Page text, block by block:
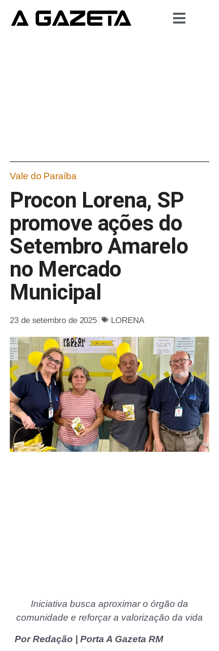
Vale do Paraíba
Procon Lorena, SP
promove ações do
Setembro Amarelo
no Mercado
Municipal
23 de setembro de 2025 LORENA
Iniciativa busca aproximar o órgão da
comunidade e reforçar a valorização da vida
Por Redação | Porta A Gazeta RM